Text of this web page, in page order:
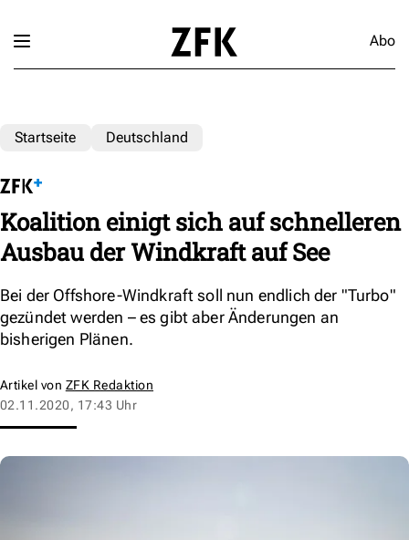
Abo
Startseite Deutschland
Koalition einigt sich auf schnelleren
Ausbau der Windkraft auf See
Bei der Offshore-Windkraft soll nun endlich der "Turbo"
gezündet werden – es gibt aber Änderungen an
bisherigen Plänen.
Artikel von ZFK Redaktion
02.11.2020, 17:43 Uhr